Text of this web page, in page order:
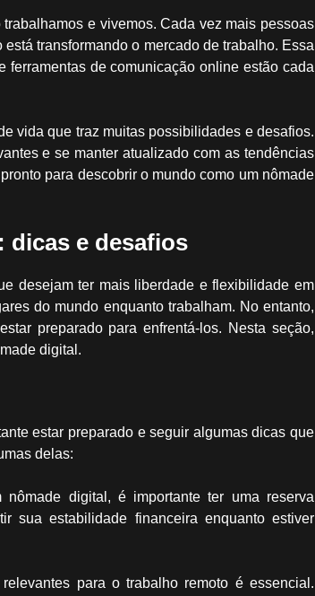
e vivemos. Cada vez mais pessoas
transformando o mercado de trabalho. Essa
de comunicação online estão cada
vida que traz muitas possibilidades e desafios.
e se manter atualizado com as tendências
para descobrir o mundo como um nômade
dicas e desafios
desejam ter mais liberdade e flexibilidade em
do mundo enquanto trabalham. No entanto,
preparado para enfrentá-los. Nesta seção,
digital.
estar preparado e seguir algumas dicas que
delas:
digital, é importante ter uma reserva
sua estabilidade financeira enquanto estiver
para o trabalho remoto é essencial.